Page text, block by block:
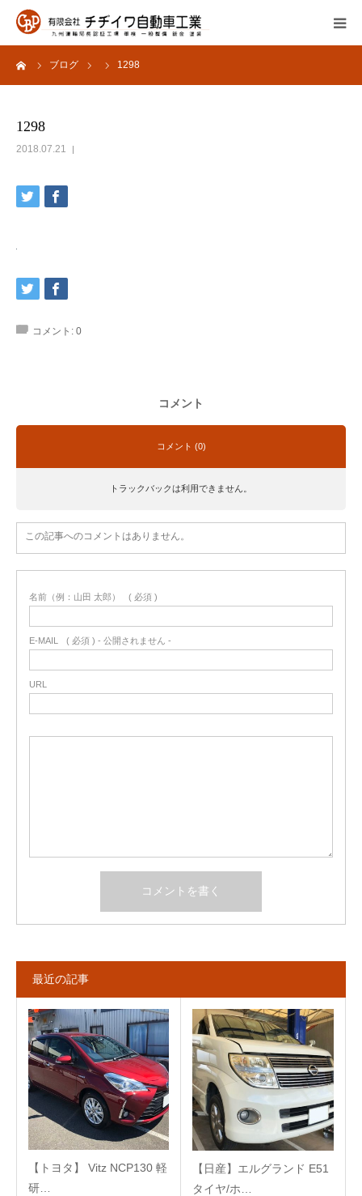
ブログ 1298
1298
2018.07.21
コメント: 0
コメント
コメント (0)
トラックバックは利用できません。
この記事へのコメントはありません。
名前（例：山田 太郎） ( 必須 )
E-MAIL ( 必須 ) - 公開されません -
URL
最近の記事
【トヨタ】 Vitz NCP130 軽
研…
【日産】エルグランド E51
タイヤ/ホ…
会社概要
採用情報